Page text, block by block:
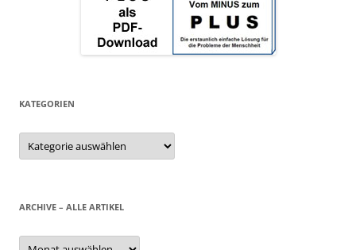
KATEGORIEN
Kategorien
ARCHIVE – ALLE ARTIKEL
Archive